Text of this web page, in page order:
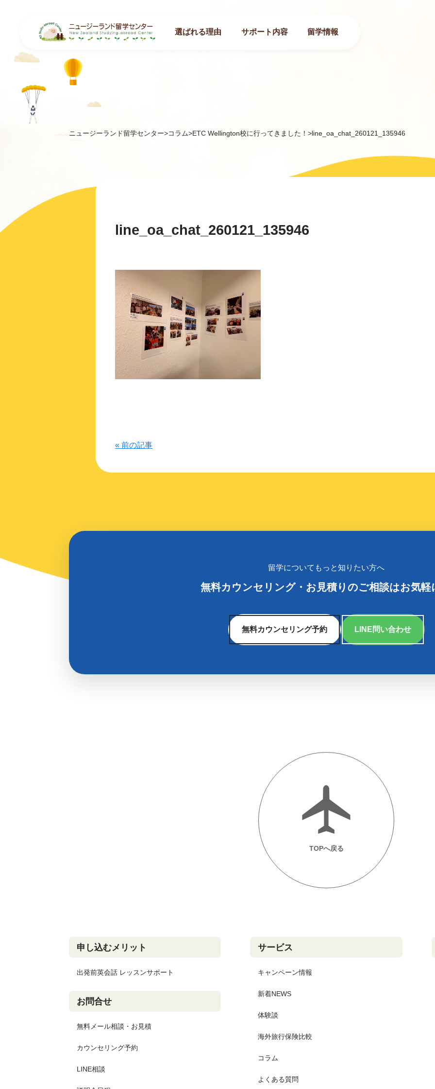
選ばれる理由 サポート内容 留学情報
ニュージーランド留学センター>コラム>ETC Wellington校に行ってきました！ >line_oa_chat_260121_135946
line_oa_chat_260121_135946
« 前の記事
留学についてもっと知りたい方へ
無料カウンセリング・ お見積りのご相談はお気軽
無料カウンセリング予約 LINE問い合わせ
TOPへ戻る
申し込むメリット
出発前英会話 レッスンサポート
お問合せ
無料メール相談・お見積
カウンセリング予約
LINE相談
サービス
キャンペーン情報
新着NEWS
体験談
海外旅行保険比較
コラム
よくある質問